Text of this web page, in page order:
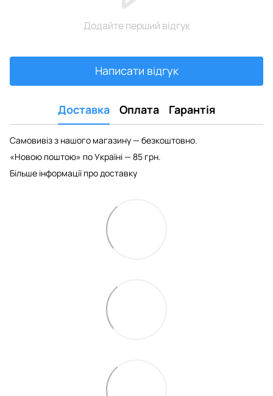
Додайте перший відгук
Написати відгук
Доставка Оплата Гарантія
Самовивіз з нашого магазину — безкоштовно.
«Новою поштою» по Україні — 85 грн.
Більше інформації про доставку